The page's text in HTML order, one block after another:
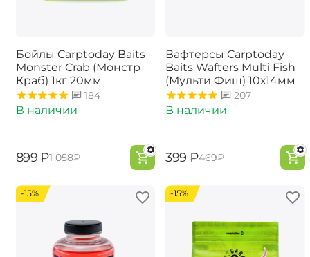
Бойлы Carptoday Baits
Monster Crab (Монстр
Краб) 1кг 20мм
184
В наличии
‍899‍ ₽‍1 058‍₽
Вафтерсы Carptoday
Baits Wafters Multi Fish
(Мульти Фиш) 10х14мм
207
В наличии
‍399‍ ₽‍469‍₽
-15% -15%